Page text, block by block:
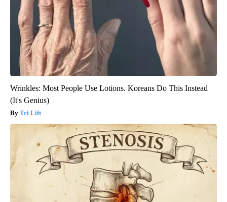
Wrinkles: Most People Use Lotions. Koreans Do This Instead
(It's Genius)
Tri Lift